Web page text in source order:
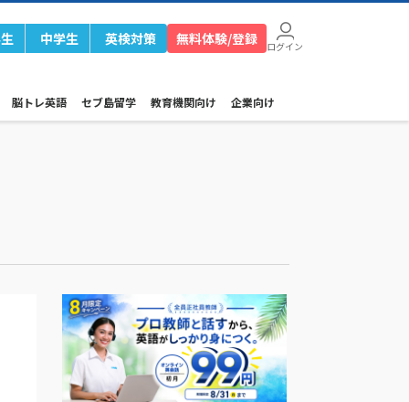
中学生 英検対策 無料体験/登録 ログイン
脳トレ英語 セブ島留学 教育機関向け 企業向け